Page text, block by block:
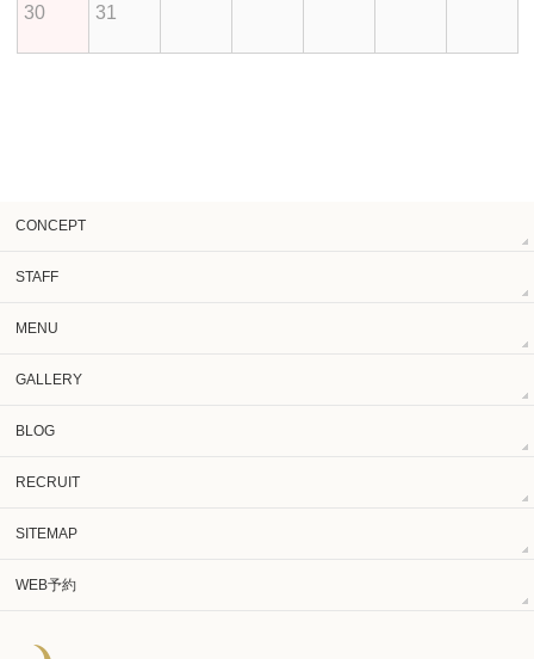
30 31
CONCEPT
STAFF
MENU
GALLERY
BLOG
RECRUIT
SITEMAP
WEB予約